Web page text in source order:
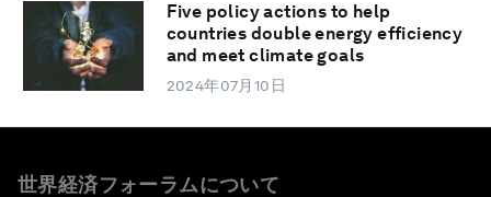
Five policy actions to help
countries double energy efficiency
and meet climate goals
2024年07月10日
世界経済フォーラムについて